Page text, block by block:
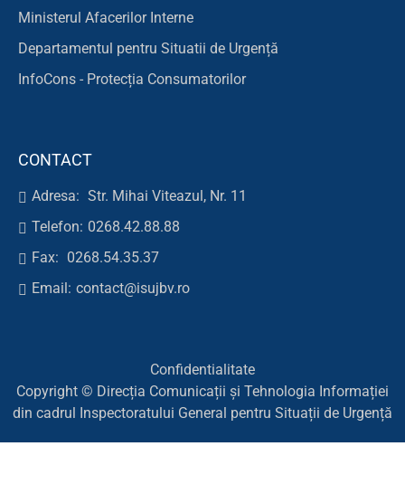
Ministerul Afacerilor Interne
Departamentul pentru Situatii de Urgență
InfoCons - Protecția Consumatorilor
CONTACT
Adresa: Str. Mihai Viteazul, Nr. 11
Telefon: 0268.42.88.88
Fax: 0268.54.35.37
Email: contact@isujbv.ro
Confidentialitate
Copyright © Direcția Comunicații și Tehnologia Informației
din cadrul Inspectoratului General pentru Situații de Urgență